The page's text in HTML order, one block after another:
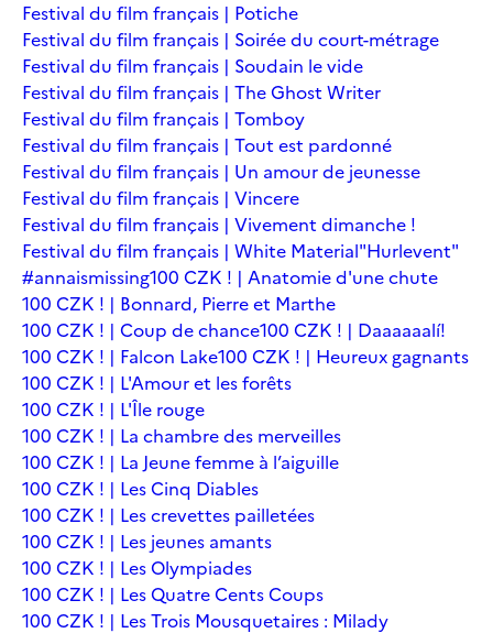
Festival du film français | Potiche
Festival du film français | Soirée du court-métrage
Festival du film français | Soudain le vide
Festival du film français | The Ghost Writer
Festival du film français | Tomboy
Festival du film français | Tout est pardonné
Festival du film français | Un amour de jeunesse
Festival du film français | Vincere
Festival du film français | Vivement dimanche !
Festival du film français | White Material"Hurlevent"
#annaismissing100 CZK ! | Anatomie d'une chute
100 CZK ! | Bonnard, Pierre et Marthe
100 CZK ! | Coup de chance100 CZK ! | Daaaaaalí!
100 CZK ! | Falcon Lake100 CZK ! | Heureux gagnants
100 CZK ! | L'Amour et les forêts
100 CZK ! | L'Île rouge
100 CZK ! | La chambre des merveilles
100 CZK ! | La Jeune femme à l’aiguille
100 CZK ! | Les Cinq Diables
100 CZK ! | Les crevettes pailletées
100 CZK ! | Les jeunes amants
100 CZK ! | Les Olympiades
100 CZK ! | Les Quatre Cents Coups
100 CZK ! | Les Trois Mousquetaires : Milady